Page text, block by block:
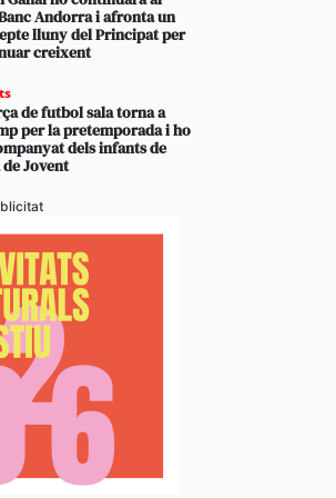
Andorra i afronta un
lluny del Principat per
creixent
de futbol sala torna a
per la pretemporada i ho
dels infants de
de Jovent